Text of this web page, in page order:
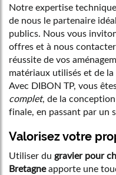
Notre expertise
de nous le partenaire
publics. Nous vous
offres et à nous
réussite de vos
matériaux utilisés et de
Avec DIBON TP, vous
complet, de la
finale, en passant par un
Valorisez votre
Utiliser du gravier pour
Bretagneapporte une